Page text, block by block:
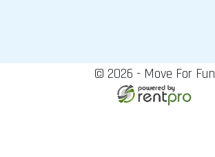
© 2026 - Move For Fun